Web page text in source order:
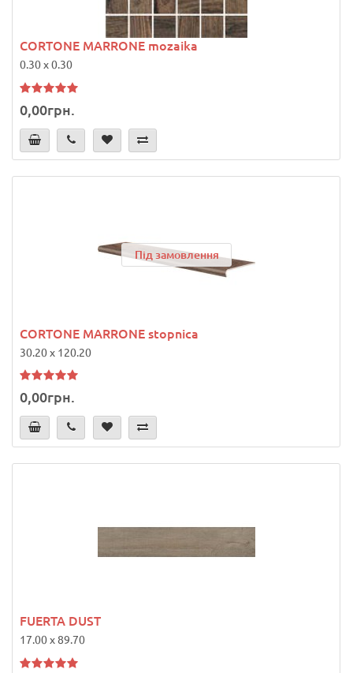
CORTONE MARRONE mozaika
0.30 x 0.30
0,00грн.
Під замовлення
CORTONE MARRONE stopnica
30.20 x 120.20
0,00грн.
FUERTA DUST
17.00 x 89.70